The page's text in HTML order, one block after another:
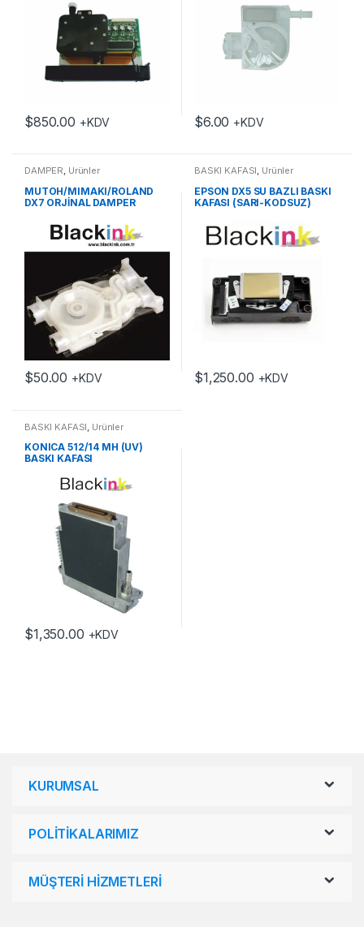
$850.00 +KDV $6.00 +KDV
DAMPER, Ürünler
MUTOH/MIMAKI/ROLAND
DX7 ORJİNAL DAMPER
$50.00 +KDV
BASKI KAFASI, Ürünler
EPSON DX5 SU BAZLI BASKI
KAFASI (SARI-KODSUZ)
$1,250.00 +KDV
BASKI KAFASI Ürünler
KONICA 512/14 MH (UV)
BASKI KAFASI
$1,350.00 +KDV
KURUMSAL
POLİTİKALARIMIZ
MÜŞTERİ HİZMETLERİ